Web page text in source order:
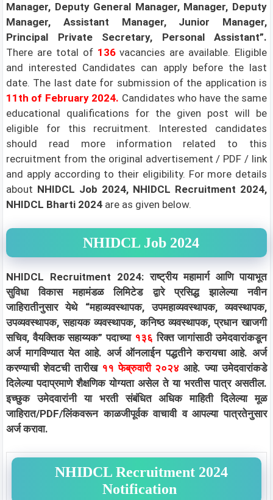
Manager, Deputy General Manager, Manager, Deputy
Manager, Assistant Manager, Junior Manager,
Principal Private Secretary, Personal Assistant”.
There are total of 136vacancies are available. Eligible
and interested Candidates can apply before the last
date. The last date for submission of the application is
11th of February 2024. Candidates who have the same
educational qualifications for the given post will be
eligible for this recruitment. Interested candidates
should read more information related to this
recruitment from the original advertisement / PDF / link
and apply according to their eligibility. For more details
about NHIDCL Job 2024, NHIDCL Recruitment 2024,
NHIDCL Bharti 2024 are as given below.
NHIDCL Job 2024
NHIDCL Recruitment 2024: राष्ट्रीय महामार्ग आणि पायाभूत
सुविधा विकास महामंडळ लिमिटेड द्वारे प्रसिद्ध झालेल्या नवीन
जाहिरातीनुसार येथे “महाव्यवस्थापक, उपमहाव्यवस्थापक, व्यवस्थापक,
उपव्यवस्थापक, सहायक व्यवस्थापक, कनिष्ठ व्यवस्थापक, प्रधान खाजगी
सचिव, वैयक्तिक सहाय्यक” पदाच्या १३६रिक्त जागांसाठी उमेदवारांकडून
अर्ज मागविण्यात येत आहे. अर्ज ऑनलाईन पद्धतीने करायचा आहे. अर्ज
करण्याची शेवटची तारीख ११ फेब्रुवारी २०२४ आहे. ज्या उमेदवारांकडे
दिलेल्या पदाप्रमाणे शैक्षणिक योग्यता असेल ते या भरतीस पात्र असतील.
इच्छुक उमेदवारांनी या भरती संबंधित अधिक माहिती दिलेल्या मूळ
जाहिरात/PDF/लिंकवरून काळजीपूर्वक वाचावी व आपल्या पात्रतेनुसार
अर्ज करावा.
NHIDCL Recruitment 2024
Notification